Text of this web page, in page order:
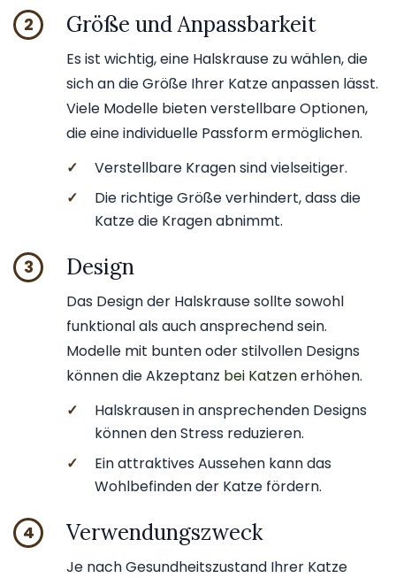
2 Größe und Anpassbarkeit
Es ist wichtig, eine Halskrause zu wählen, die
sich an die Größe Ihrer Katze anpassen lässt.
Viele Modelle bieten verstellbare Optionen,
die eine individuelle Passform ermöglichen.
✓
Verstellbare Kragen sind vielseitiger.
✓
Die richtige Größe verhindert, dass die
Katze die Kragen abnimmt.
3 Design
Das Design der Halskrause sollte sowohl
funktional als auch ansprechend sein.
Modelle mit bunten oder stilvollen Designs
können die Akzeptanz bei Katzenerhöhen.
✓
Halskrausen in ansprechenden Designs
können den Stress reduzieren.
✓
Ein attraktives Aussehen kann das
Wohlbefinden der Katze fördern.
4 Verwendungszweck
Je nach Gesundheitszustand Ihrer Katze